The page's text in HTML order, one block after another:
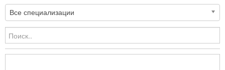
Все специализации